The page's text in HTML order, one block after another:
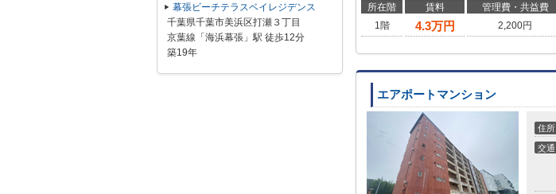
所在階 賃料 管理費・共益費
1階
4.3万円 2,200円
エアポートマンション
住所
交通
幕張ビーチテラスベイレジデンス
千葉県千葉市美浜区打瀬３丁目
京葉線「海浜幕張」駅 徒歩12分
築19年